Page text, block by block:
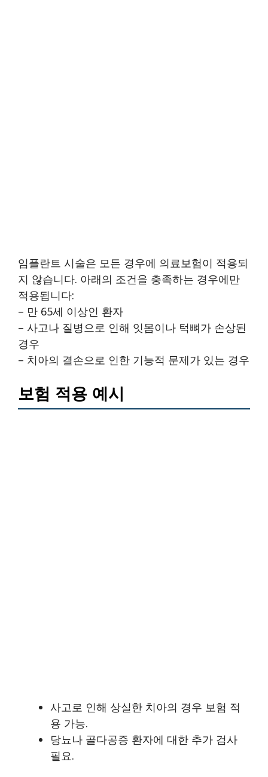
임플란트 시술은 모든 경우에 의료보험이 적용되
지 않습니다. 아래의 조건을 충족하는 경우에만
적용됩니다:
– 만 65세 이상인 환자
– 사고나 질병으로 인해 잇몸이나 턱뼈가 손상된
경우
– 치아의 결손으로 인한 기능적 문제가 있는 경우
보험 적용 예시
사고로 인해 상실한 치아의 경우 보험 적
용 가능.
당뇨나 골다공증 환자에 대한 추가 검사
필요.